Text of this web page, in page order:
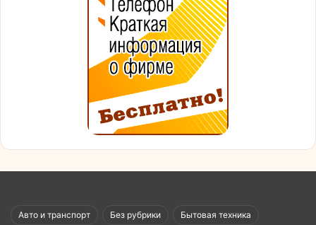
Авто и транспорт Без рубрики Бытовая техника